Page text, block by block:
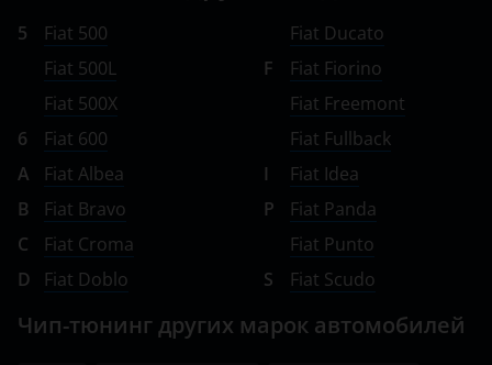
Ravon
Renault
Saab
Seat
Skoda
Smart
5
Fiat 500
Fiat 500L
Fiat 500X
6
Fiat 600
A
Fiat Albea
B
Fiat Bravo
C
Fiat Croma
D
Fiat Doblo
Fiat Ducato
F
Fiat Fiorino
Fiat Freemont
Fiat Fullback
I
Fiat Idea
P
Fiat Panda
Fiat Punto
S
Fiat Scudo
Чип-тюнинг других марок автомобилей